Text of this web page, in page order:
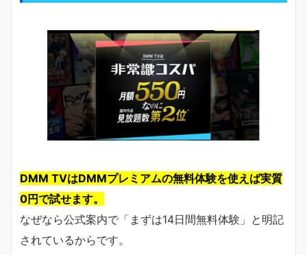
DMM TVはDMMプレミアムの無料体験を使えば実質
0円で試せます。
なぜなら公式案内で「まずは14日間無料体験」と明記
されているからです。